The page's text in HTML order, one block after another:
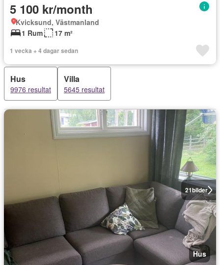
5 100 kr/month
Kvicksund, Västmanland
1 Rum
17 m²
1 vecka + 4 dagar sedan
Hus
9976 resultat
Villa
5645 resultat
21bilder
Hus